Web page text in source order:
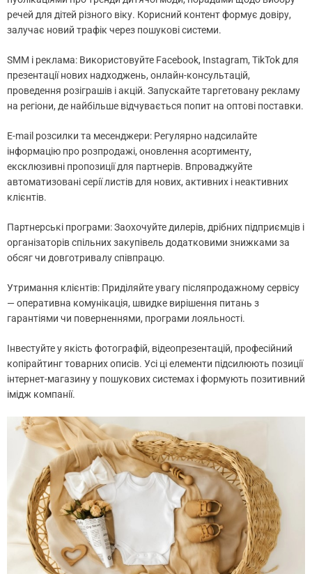
речей для дітей різного віку. Корисний контент формує довіру,
залучає новий трафік через пошукові системи.
SMM і реклама: Використовуйте Facebook, Instagram, TikTok для
презентації нових надходжень, онлайн-консультацій,
проведення розіграшів і акцій. Запускайте таргетовану рекламу
на регіони, де найбільше відчувається попит на оптові поставки.
E-mail розсилки та месенджери: Регулярно надсилайте
інформацію про розпродажі, оновлення асортименту,
ексклюзивні пропозиції для партнерів. Впроваджуйте
автоматизовані серії листів для нових, активних і неактивних
клієнтів.
Партнерські програми: Заохочуйте дилерів, дрібних підприємців і
організаторів спільних закупівель додатковими знижками за
обсяг чи довготривалу співпрацю.
Утримання клієнтів: Приділяйте увагу післяпродажному сервісу
— оперативна комунікація, швидке вирішення питань з
гарантіями чи поверненнями, програми лояльності.
Інвестуйте у якість фотографій, відеопрезентацій, професійний
копірайтинг товарних описів. Усі ці елементи підсилюють позиції
інтернет-магазину у пошукових системах і формують позитивний
імідж компанії.